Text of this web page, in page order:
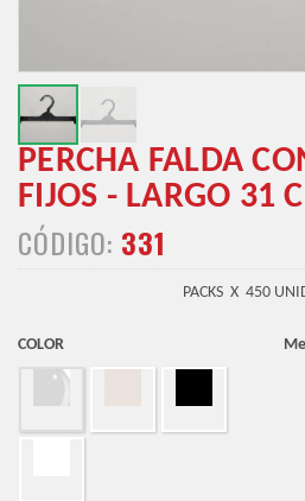
PERCHA FALDA
FIJOS - LARGO 31
CÓDIGO: 331
PACKS X 450
COLOR